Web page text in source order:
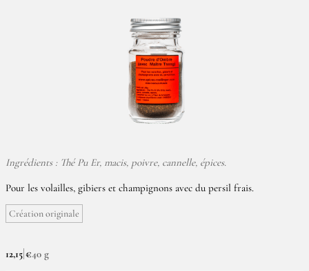
Ingrédients : Thé Pu Er, macis, poivre, cannelle, épices.
Pour les volailles, gibiers et champignons avec du persil frais.
Création originale
12,15 €40 g